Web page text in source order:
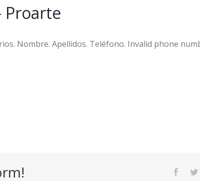
Proarte
Nombre. Apellidos. Teléfono. Invalid phone